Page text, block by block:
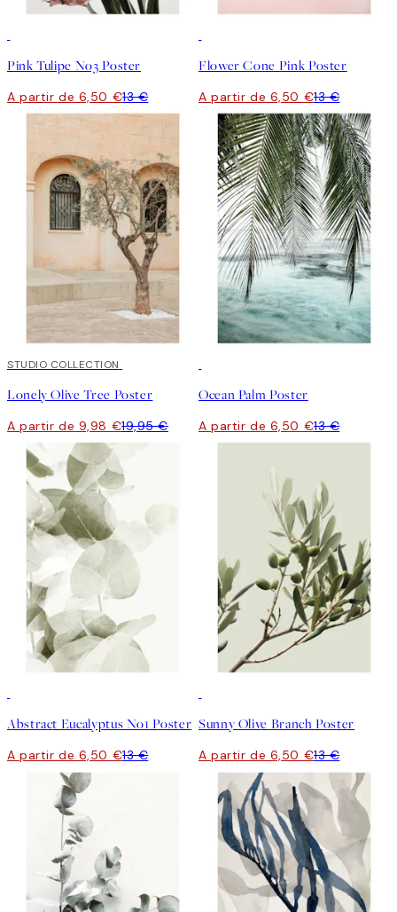
Pink Tulipe No3 Poster
A partir de 6,50 €13 €
Flower Cone Pink Poster
A partir de 6,50 €13 €
50%*
STUDIO COLLECTION
Lonely Olive Tree Poster
A partir de 9,98 €19,95 €
Ocean Palm Poster
A partir de 6,50 €13 €
Abstract Eucalyptus No1 Poster
A partir de 6,50 €13 €
Sunny Olive Branch Poster
A partir de 6,50 €13 €